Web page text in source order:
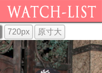
720px 原寸大